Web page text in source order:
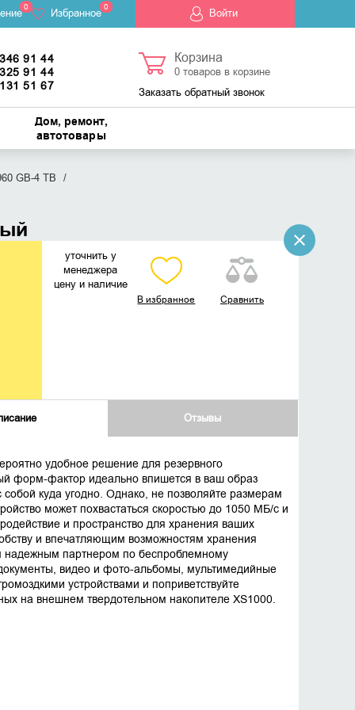
0 Избранное 0 Войти
91 44
91 44
51 67
Корзина
0товаров в корзине
Заказать обратный звонок
Дом, ремонт,
автотовары
GB-4 TB
уточнить у
менеджера
цену и наличие
В избранное Сравнить
Отзывы
удобное решение для резервного
форм-фактор идеально впишется в ваш образ
куда угодно. Однако, не позволяйте размерам
может похвастаться скоростью до 1050 МБ/с и
и пространство для хранения ваших
и впечатляющим возможностям хранения
надежным партнером по беспроблемному
видео и фото-альбомы, мультимедийные
устройствами и поприветствуйте
на внешнем твердотельном накопителе XS1000.